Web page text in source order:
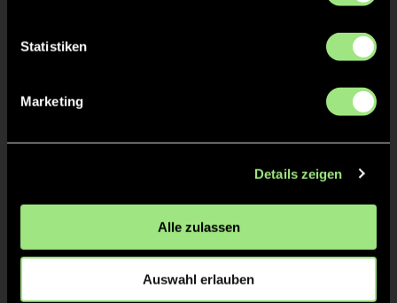
Statistiken
Marketing
Details zeigen
Alle zulassen
Auswahl erlauben
TW = Torwart & ETW = Ersatztorwart, K = Kapitän
2/4
4:0 Julia N., 11’